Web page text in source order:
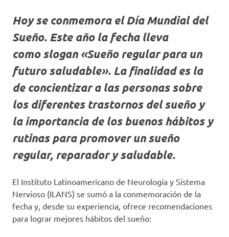
Hoy se conmemora el Día Mundial del
Sueño. Este año la fecha lleva
como slogan «Sueño regular para un
futuro saludable». La finalidad es la
de concientizar a las personas sobre
los diferentes trastornos del sueño y
la importancia de los buenos hábitos y
rutinas para promover un sueño
regular, reparador y saludable.
El Instituto Latinoamericano de Neurología y Sistema
Nervioso (ILANS) se sumó a la conmemoración de la
fecha y, desde su experiencia, ofrece recomendaciones
para lograr mejores hábitos del sueño: